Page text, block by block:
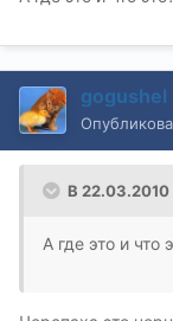
gogushel
В 22.03.2010
А где это и что